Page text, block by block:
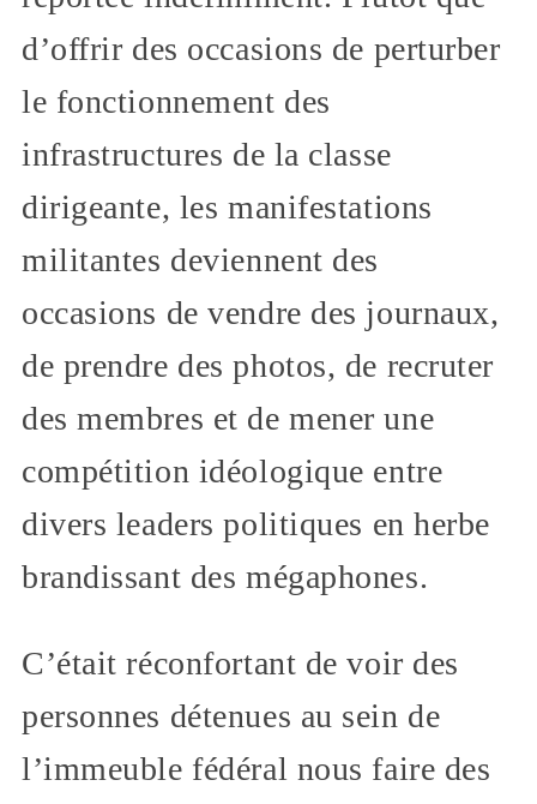
d’offrir des occasions de perturber
le fonctionnement des
infrastructures de la classe
dirigeante, les manifestations
militantes deviennent des
occasions de vendre des journaux,
de prendre des photos, de recruter
des membres et de mener une
compétition idéologique entre
divers leaders politiques en herbe
brandissant des mégaphones.
C’était réconfortant de voir des
personnes détenues au sein de
l’immeuble fédéral nous faire des